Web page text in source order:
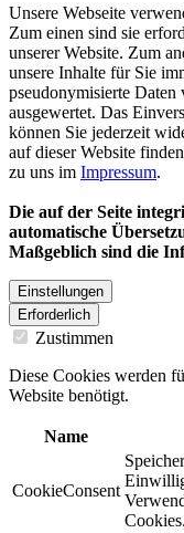
Unsere Webseite
Zum einen sind sie
unserer Website. Zum
unsere Inhalte für Sie
pseudonymisierte Daten
ausgewertet. Das
können Sie jederzeit
auf dieser Website
zu uns im Impressum.
Die auf der Seite
automatische
Maßgeblich sind die
Einstellungen
Erforderlich
Zustimmen
Diese Cookies werden
Website benötigt.
Name
CookieConsent
Cookies.